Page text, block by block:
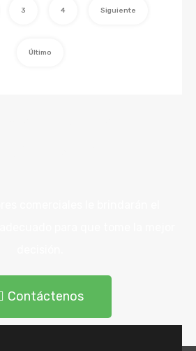
3 4 Siguiente
Último
Contáctenos